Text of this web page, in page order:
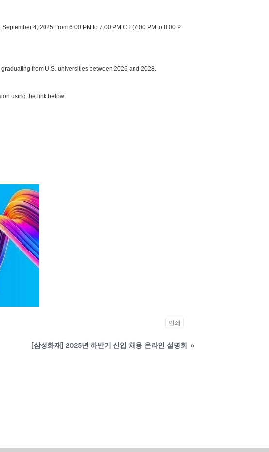
4, 2025, from 6:00 PM to 7:00 PM CT (7:00 PM to 8:00 P
from U.S. universities between 2026 and 2028.
using the link below:
인쇄
[삼성화재] 2025년 하반기 신입 채용 온라인 설명회 »